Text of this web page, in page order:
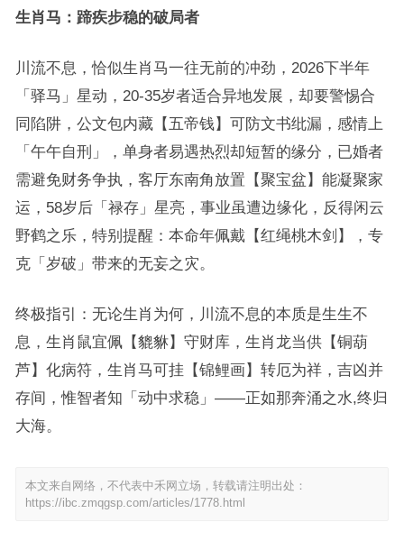
生肖马：蹄疾步稳的破局者
川流不息，恰似生肖马一往无前的冲劲，2026下半年
「驿马」星动，20-35岁者适合异地发展，却要警惕合
同陷阱，公文包内藏【五帝钱】可防文书纰漏，感情上
「午午自刑」，单身者易遇热烈却短暂的缘分，已婚者
需避免财务争执，客厅东南角放置【聚宝盆】能凝聚家
运，58岁后「禄存」星亮，事业虽遭边缘化，反得闲云
野鹤之乐，特别提醒：本命年佩戴【红绳桃木剑】，专
克「岁破」带来的无妄之灾。
终极指引：无论生肖为何，川流不息的本质是生生不
息，生肖鼠宜佩【貔貅】守财库，生肖龙当供【铜葫
芦】化病符，生肖马可挂【锦鲤画】转厄为祥，吉凶并
存间，惟智者知「动中求稳」——正如那奔涌之水,终归
大海。
本文来自网络，不代表中禾网立场，转载请注明出处：
https://ibc.zmqgsp.com/articles/1778.html